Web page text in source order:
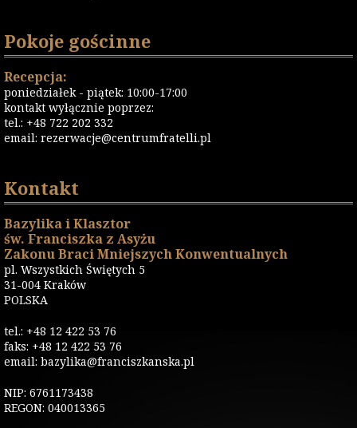
Pokoje gościnne
Recepcja:
poniedziałek - piątek: 10:00-17:00
kontakt wyłącznie poprzez:
tel.: +48 722 202 332
email: rezerwacje@centrumfratelli.pl
Kontakt
Bazylika i Klasztor
św. Franciszka z Asyżu
Zakonu Braci Mniejszych Konwentualnych
pl. Wszystkich Świętych 5
31-004 Kraków
POLSKA
tel.: +48 12 422 53 76
faks: +48 12 422 53 76
email: bazylika@franciszkanska.pl
NIP: 6761173438
REGON: 040013365